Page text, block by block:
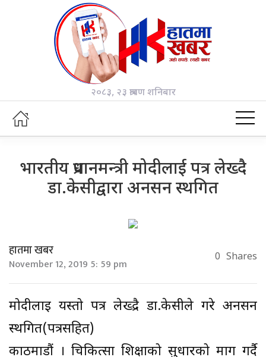
२०८३, २३ श्रावण शनिबार
भारतीय प्रधानमन्त्री मोदीलाई पत्र लेख्दै
डा.केसीद्वारा अनसन स्थगित
हातमा खबर
November 12, 2019 5: 59 pm 0 Shares
मोदीलाई यस्तो पत्र लेख्द्रै डा.केसीले गरे अनसन
स्थगित(पत्रसहित)
काठमाडौं । चिकित्सा शिक्षाको सुधारको माग गर्दै